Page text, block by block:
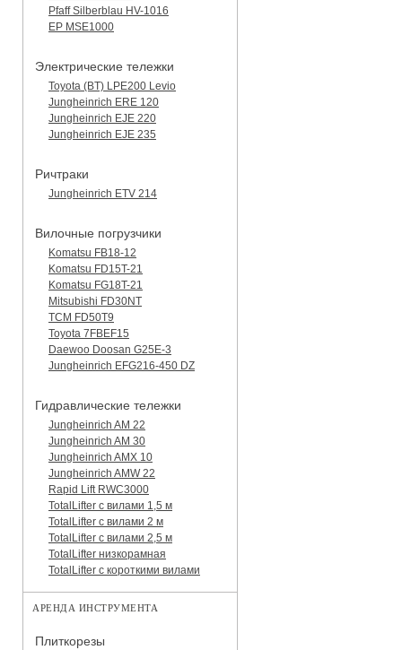
Pfaff Silberblau HV-1016
EP MSE1000
Электрические тележки
Toyota (BT) LPE200 Levio
Jungheinrich ERE 120
Jungheinrich EJE 220
Jungheinrich EJE 235
Ричтраки
Jungheinrich ETV 214
Вилочные погрузчики
Komatsu FB18-12
Komatsu FD15T-21
Komatsu FG18T-21
Mitsubishi FD30NT
TCM FD50T9
Toyota 7FBEF15
Daewoo Doosan G25E-3
Jungheinrich EFG216-450 DZ
Гидравлические тележки
Jungheinrich AM 22
Jungheinrich AM 30
Jungheinrich AMX 10
Jungheinrich AMW 22
Rapid Lift RWC3000
TotalLifter с вилами 1,5 м
TotalLifter с вилами 2 м
TotalLifter с вилами 2,5 м
TotalLifter низкорамная
TotalLifter с короткими вилами
АРЕНДА ИНСТРУМЕНТА
Плиткорезы